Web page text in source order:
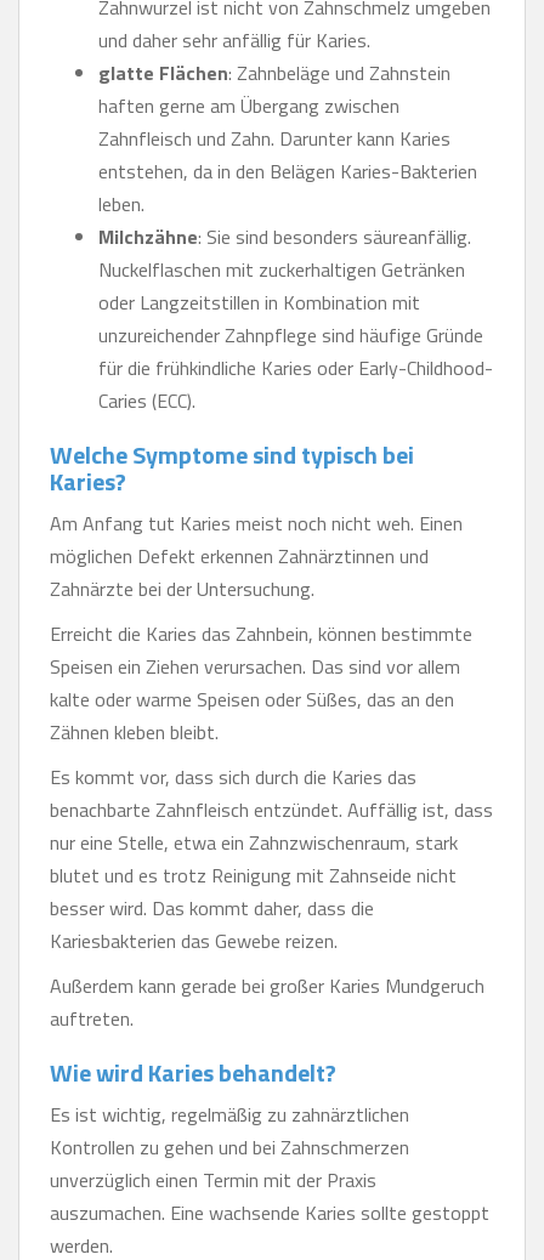
Zahnwurzel ist nicht von Zahnschmelz umgeben
und daher sehr anfällig für Karies.
glatte Flächen: Zahnbeläge und Zahnstein
haften gerne am Übergang zwischen
Zahnfleisch und Zahn. Darunter kann Karies
entstehen, da in den Belägen Karies-Bakterien
leben.
Milchzähne: Sie sind besonders säureanfällig.
Nuckelflaschen mit zuckerhaltigen Getränken
oder Langzeitstillen in Kombination mit
unzureichender Zahnpflege sind häufige Gründe
für die frühkindliche Karies oder Early-Childhood-
Caries (ECC).
Welche Symptome sind typisch bei
Karies?
Am Anfang tut Karies meist noch nicht weh. Einen
möglichen Defekt erkennen Zahnärztinnen und
Zahnärzte bei der Untersuchung.
Erreicht die Karies das Zahnbein, können bestimmte
Speisen ein Ziehen verursachen. Das sind vor allem
kalte oder warme Speisen oder Süßes, das an den
Zähnen kleben bleibt.
Es kommt vor, dass sich durch die Karies das
benachbarte Zahnfleisch entzündet. Auffällig ist, dass
nur eine Stelle, etwa ein Zahnzwischenraum, stark
blutet und es trotz Reinigung mit Zahnseide nicht
besser wird. Das kommt daher, dass die
Kariesbakterien das Gewebe reizen.
Außerdem kann gerade bei großer Karies Mundgeruch
auftreten.
Wie wird Karies behandelt?
Es ist wichtig, regelmäßig zu zahnärztlichen
Kontrollen zu gehen und bei Zahnschmerzen
unverzüglich einen Termin mit der Praxis
auszumachen. Eine wachsende Karies sollte gestoppt
werden.